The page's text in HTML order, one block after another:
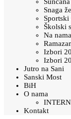
Snaga
Školski
Na
Izbori
Izbori
Jutro na Sani
Sanski Most
BiH
O nama
Kontakt